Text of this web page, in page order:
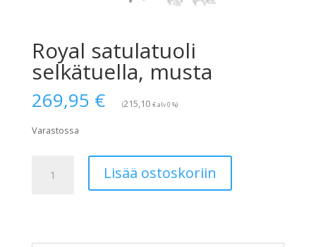
Royal satulatuoli
selkätuella, musta
269,95 € (215,10 €alv 0 %)
Varastossa
satulatuoli
Lisää ostoskoriin